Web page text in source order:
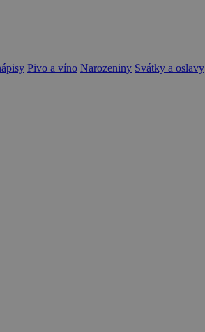
Pivo a víno Narozeniny Svátky a oslavy